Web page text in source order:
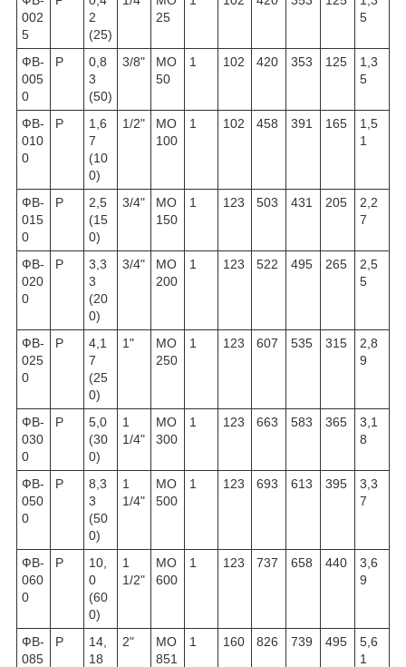
002
5
2
(25)
25
5
ФВ-
005
0
Р
0,8
3
(50)
3/8"
МО
50
1 102 420 353 125
1,3
5
ФВ-
010
0
Р
1,6
7
(10
0)
1/2"
МО
100
1 102 458 391 165
1,5
1
ФВ-
015
0
Р
2,5
(15
0)
3/4"
МО
150
1 123 503 431 205
2,2
7
ФВ-
020
0
Р
3,3
3
(20
0)
3/4"
МО
200
1 123 522 495 265
2,5
5
ФВ-
025
0
Р
4,1
7
(25
0)
1"
МО
250
1 123 607 535 315
2,8
9
ФВ-
030
0
Р
5,0
(30
0)
1
1/4"
МО
300
1 123 663 583 365
3,1
8
ФВ-
050
0
Р
8,3
3
(50
0)
1
1/4"
МО
500
1 123 693 613 395
3,3
7
ФВ-
060
0
Р
10,
0
(60
0)
1
1/2"
МО
600
1 123 737 658 440
3,6
9
ФВ-
085
Р
14,
18
2"
МО
851
1 160 826 739 495
5,6
1